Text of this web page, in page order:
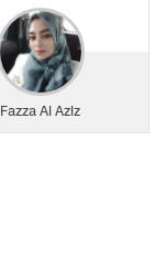
Fazza Al Aziz